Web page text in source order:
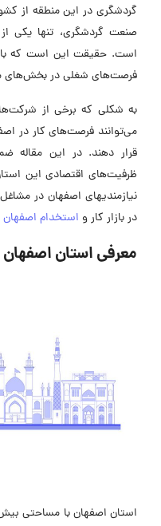
گردشگری در این منطقه از
صنعت گردشگری، تنها یکی
است. حقیقت این است که
فرصت‌های شغلی در بخش‌های
به شکلی که برخی از
می‌توانند فرصت‌های کار در
قرار دهند. در این مقاله
ظرفیت‌های اقتصادی این
نیازمندیهای اصفهان در
در بازار کار و استخدام اصفهان
معرفی استان اصفهان